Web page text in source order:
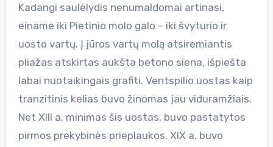
Kadangi saulėlydis nenumaldomai artinasi,
einame iki Pietinio molo galo – iki švyturio ir
uosto vartų. Į jūros vartų molą atsiremiantis
pliažas atskirtas aukšta betono siena, išpiešta
labai nuotaikingais grafiti. Ventspilio uostas kaip
tranzitinis kelias buvo žinomas jau viduramžiais.
Net XIII a. minimas šis uostas, buvo pastatytos
pirmos prekybinės prieplaukos. XIX a. buvo